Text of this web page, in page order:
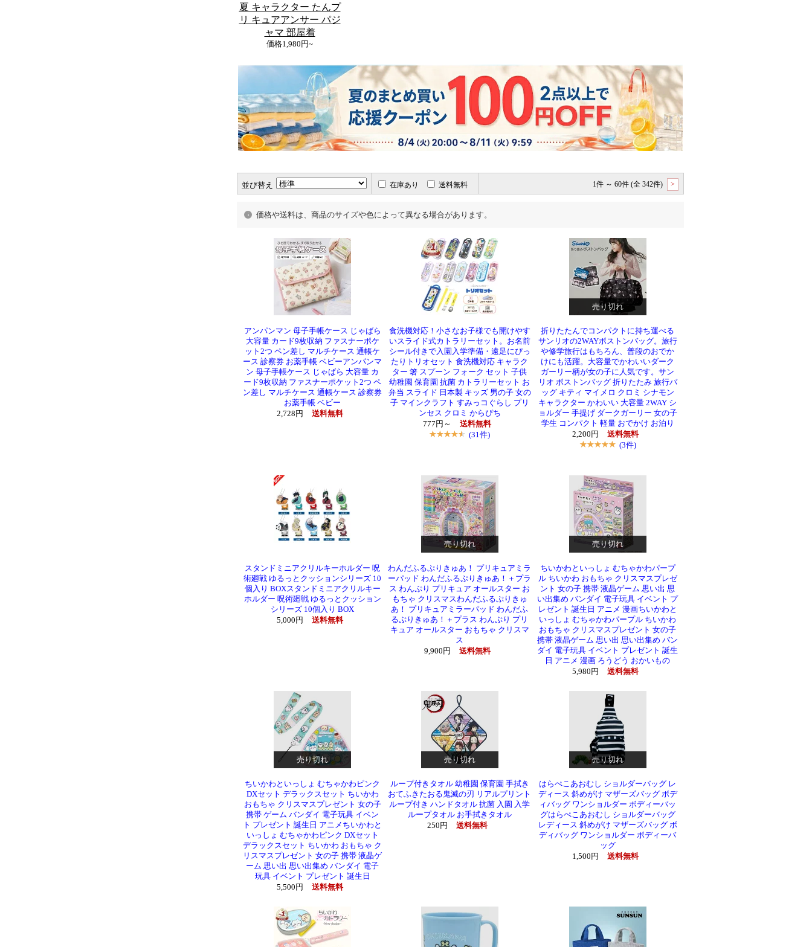
夏 キャラクター たんプ
リ キュアアンサー パジ
ャマ 部屋着
価格1,980円~
並び替え 在庫あり 送料無料 1件 ～ 60件 (全 342件) >
価格や送料は、商品のサイズや色によって異なる場合があります。
売り切れ
アンパンマン 母子手帳ケース じゃばら
大容量 カード9枚収納 ファスナーポケ
ット2つ ペン差し マルチケース 通帳ケ
ース 診察券 お薬手帳 ベビーアンパンマ
ン 母子手帳ケース じゃばら 大容量 カ
ード9枚収納 ファスナーポケット2つ ペ
ン差し マルチケース 通帳ケース 診察券
お薬手帳 ベビー
2,728円
送料無料
食洗機対応！小さなお子様でも開けやす
いスライド式カトラリーセット。お名前
シール付きで入園入学準備・遠足にぴっ
たりトリオセット 食洗機対応 キャラク
ター 箸 スプーン フォーク セット 子供
幼稚園 保育園 抗菌 カトラリーセット お
弁当 スライド 日本製 キッズ 男の子 女の
子 マインクラフト すみっコぐらし プリ
ンセス クロミ からぴち
777円～
送料無料
(31件)
折りたたんでコンパクトに持ち運べる
サンリオの2WAYボストンバッグ。旅行
や修学旅行はもちろん、普段のおでか
けにも活躍。大容量でかわいいダーク
ガーリー柄が女の子に人気です。サン
リオ ボストンバッグ 折りたたみ 旅行バ
ッグ キティ マイメロ クロミ シナモン
キャラクター かわいい 大容量 2WAY シ
ョルダー 手提げ ダークガーリー 女の子
学生 コンパクト 軽量 おでかけ お泊り
2,200円
送料無料
(3件)
売り切れ 売り切れ
スタンドミニアクリルキーホルダー 呪
術廻戦 ゆるっとクッションシリーズ 10
個入り BOXスタンドミニアクリルキー
ホルダー 呪術廻戦 ゆるっとクッション
シリーズ 10個入り BOX
5,000円
送料無料
わんだふるぷりきゅあ！ プリキュアミラ
ーパッド わんだふるぷりきゅあ！＋プラ
ス わんぷり プリキュア オールスター お
もちゃ クリスマスわんだふるぷりきゅ
あ！ プリキュアミラーパッド わんだふ
るぷりきゅあ！＋プラス わんぷり プリ
キュア オールスター おもちゃ クリスマ
ス
9,900円
送料無料
ちいかわといっしょ むちゃかわパープ
ル ちいかわ おもちゃ クリスマスプレゼ
ント 女の子 携帯 液晶ゲーム 思い出 思
い出集め バンダイ 電子玩具 イベント プ
レゼント 誕生日 アニメ 漫画ちいかわと
いっしょ むちゃかわパープル ちいかわ
おもちゃ クリスマスプレゼント 女の子
携帯 液晶ゲーム 思い出 思い出集め バン
ダイ 電子玩具 イベント プレゼント 誕生
日 アニメ 漫画 ろうどう おかいもの
5,980円
送料無料
売り切れ 売り切れ 売り切れ
ちいかわといっしょ むちゃかわピンク
DXセット デラックスセット ちいかわ
おもちゃ クリスマスプレゼント 女の子
携帯 ゲーム バンダイ 電子玩具 イベン
ト プレゼント 誕生日 アニメちいかわと
いっしょ むちゃかわピンク DXセット
デラックスセット ちいかわ おもちゃ ク
リスマスプレゼント 女の子 携帯 液晶ゲ
ーム 思い出 思い出集め バンダイ 電子
玩具 イベント プレゼント 誕生日
5,500円
送料無料
ループ付きタオル 幼稚園 保育園 手拭き
おてふきたおる鬼滅の刃 リアルプリント
ループ付き ハンドタオル 抗菌 入園 入学
ループタオル お手拭きタオル
250円
送料無料
はらぺこあおむし ショルダーバッグ レ
ディース 斜めがけ マザーズバッグ ボデ
ィバッグ ワンショルダー ボディーバッ
グはらぺこあおむし ショルダーバッグ
レディース 斜めがけ マザーズバッグ ボ
ディバッグ ワンショルダー ボディーバ
ッグ
1,500円
送料無料